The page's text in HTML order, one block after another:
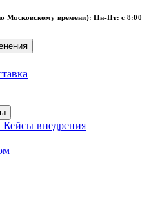
Московскому времени): Пн-Пт: с
Кейсы внедрения